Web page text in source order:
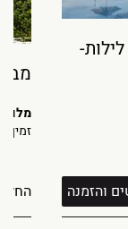
מבצע קיץ בירושלים- לשוהים מינ' 2 לילות-
והזמנה
מלון
זמין
החל